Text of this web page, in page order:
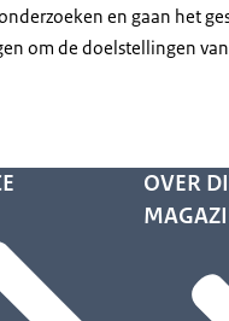
en gaan het
om de doelstellingen
OVER